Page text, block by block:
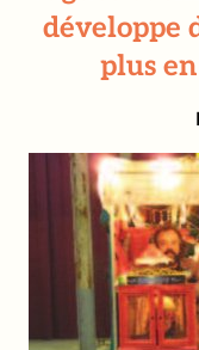
développe
plus